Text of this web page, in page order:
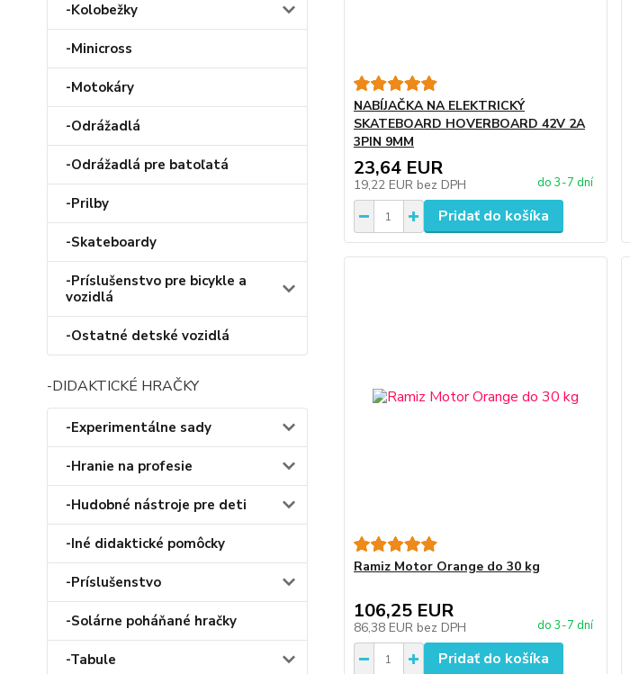
-Kolobežky
-Minicross
-Motokáry
-Odrážadlá
-Odrážadlá pre batoľatá
-Prilby
-Skateboardy
-Príslušenstvo pre bicykle a
vozidlá
-Ostatné detské vozidlá
-DIDAKTICKÉ HRAČKY
-Experimentálne sady
-Hranie na profesie
-Hudobné nástroje pre deti
-Iné didaktické pomôcky
-Príslušenstvo
-Solárne poháňané hračky
-Tabule
NABÍJAČKA NA ELEKTRICKÝ
SKATEBOARD HOVERBOARD 42V 2A
3PIN 9MM
23,64 EUR
19,22 EUR bez DPH do 3-7 dní
Pridať do košíka
Ramiz Motor Orange do 30 kg
106,25 EUR
86,38 EUR bez DPH do 3-7 dní
Pridať do košíka